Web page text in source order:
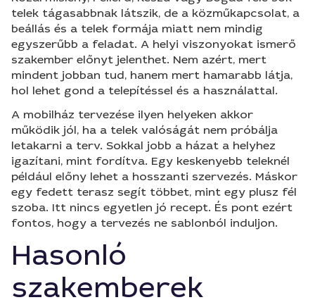
telek tágasabbnak látszik, de a közműkapcsolat, a
beállás és a telek formája miatt nem mindig
egyszerűbb a feladat. A helyi viszonyokat ismerő
szakember előnyt jelenthet. Nem azért, mert
mindent jobban tud, hanem mert hamarabb látja,
hol lehet gond a telepítéssel és a használattal.
A mobilház tervezése ilyen helyeken akkor
működik jól, ha a telek valóságát nem próbálja
letakarni a terv. Sokkal jobb a házat a helyhez
igazítani, mint fordítva. Egy keskenyebb teleknél
például előny lehet a hosszanti szervezés. Máskor
egy fedett terasz segít többet, mint egy plusz fél
szoba. Itt nincs egyetlen jó recept. És pont ezért
fontos, hogy a tervezés ne sablonból induljon.
Hasonló
szakemberek